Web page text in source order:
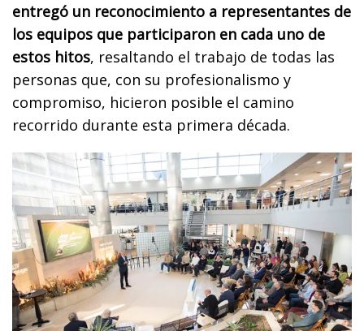
entregó un reconocimiento a representantes de
los equipos que participaron en cada uno de
estos hitos, resaltando el trabajo de todas las
personas que, con su profesionalismo y
compromiso, hicieron posible el camino
recorrido durante esta primera década.